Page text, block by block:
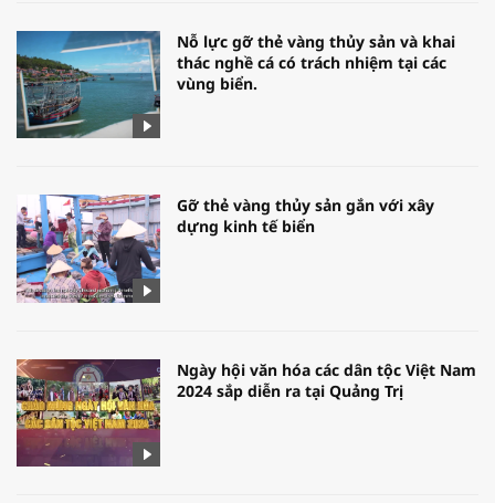
Nỗ lực gỡ thẻ vàng thủy sản và khai
thác nghề cá có trách nhiệm tại các
vùng biển.
Gỡ thẻ vàng thủy sản gắn với xây
dựng kinh tế biển
Ngày hội văn hóa các dân tộc Việt Nam
2024 sắp diễn ra tại Quảng Trị